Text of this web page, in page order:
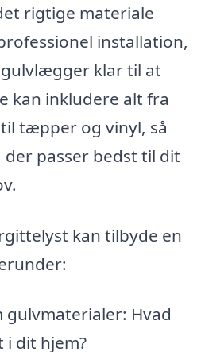
rigtige materiale
installation,
klar til at
kan inkludere alt fra
tæpper og vinyl, så
passer bedst til dit
kan tilbyde en
gulvmaterialer: Hvad
dit hjem?